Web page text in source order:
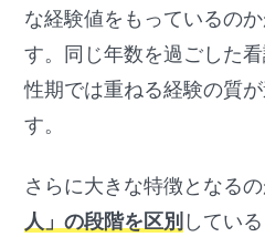
な経験値をもっているの
す。同じ年数を過ごした
性期では重ねる経験の質
す。
さらに大きな特徴となる
人」の段階を区別 してい